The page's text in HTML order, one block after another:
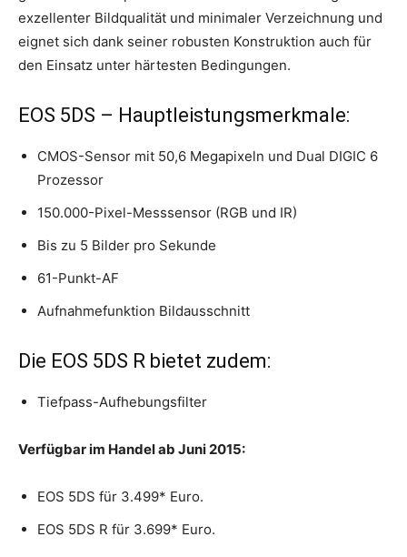
exzellenter Bildqualität und minimaler Verzeichnung und
eignet sich dank seiner robusten Konstruktion auch für
den Einsatz unter härtesten Bedingungen.
EOS 5DS – Hauptleistungsmerkmale:
CMOS-Sensor mit 50,6 Megapixeln und Dual DIGIC 6
Prozessor
150.000-Pixel-Messsensor (RGB und IR)
Bis zu 5 Bilder pro Sekunde
61-Punkt-AF
Aufnahmefunktion Bildausschnitt
Die EOS 5DS R bietet zudem:
Tiefpass-Aufhebungsfilter
Verfügbar im Handel ab Juni 2015:
EOS 5DS für 3.499* Euro.
EOS 5DS R für 3.699* Euro.